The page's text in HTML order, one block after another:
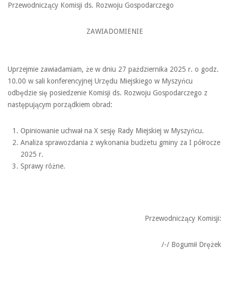
Przewodniczący Komisji ds. Rozwoju Gospodarczego
ZAWIADOMIENIE
Uprzejmie zawiadamiam, że w dniu 27 października 2025 r. o godz.
10.00 w sali konferencyjnej Urzędu Miejskiego w Myszyńcu
odbędzie się posiedzenie Komisji ds. Rozwoju Gospodarczego z
następującym porządkiem obrad:
Opiniowanie uchwał na X sesję Rady Miejskiej w Myszyńcu.
Analiza sprawozdania z wykonania budżetu gminy za I półrocze
2025 r.
Sprawy różne.
Przewodniczący Komisji:
/-/ Bogumił Drężek